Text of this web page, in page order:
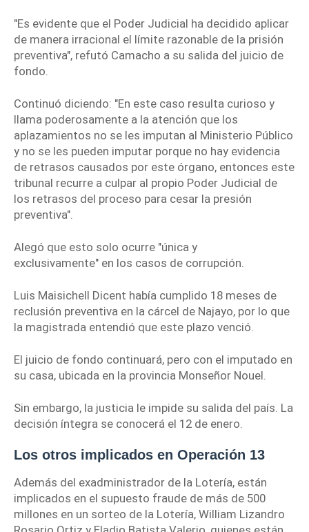
"Es evidente que el Poder Judicial ha decidido aplicar
de manera irracional el límite razonable de la prisión
preventiva", refutó Camacho a su salida del juicio de
fondo.
Continuó diciendo: "En este caso resulta curioso y
llama poderosamente a la atención que los
aplazamientos no se les imputan al Ministerio Público
y no se les pueden imputar porque no hay evidencia
de retrasos causados por este órgano, entonces este
tribunal recurre a culpar al propio Poder Judicial de
los retrasos del proceso para cesar la presión
preventiva".
Alegó que esto solo ocurre "única y
exclusivamente" en los casos de corrupción.
Luis Maisichell Dicent había cumplido 18 meses de
reclusión preventiva en la cárcel de Najayo, por lo que
la magistrada entendió que este plazo venció.
El juicio de fondo continuará, pero con el imputado en
su casa, ubicada en la provincia Monseñor Nouel.
Sin embargo, la justicia le impide su salida del país. La
decisión íntegra se conocerá el 12 de enero.
Los otros implicados en Operación 13
Además del exadministrador de la Lotería, están
implicados en el supuesto fraude de más de 500
millones en un sorteo de la Lotería, William Lizandro